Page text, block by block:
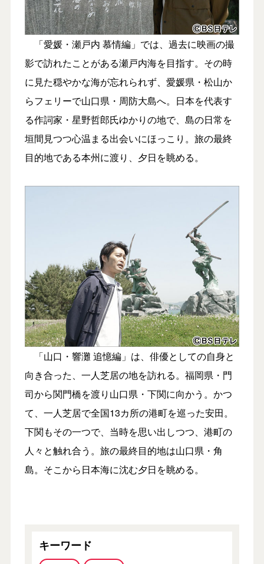
「愛媛・瀬戸内 慕情編」では、過去に映画の撮
影で訪れたことがある瀬戸内海を目指す。その時
に見た穏やかな海が忘れられず、愛媛県・松山か
らフェリーで山口県・周防大島へ。日本を代表す
る作詞家・星野哲郎氏ゆかりの地で、島の日常を
垣間見つつ心温まる出会いにほっこり。旅の最終
目的地である本州に渡り、夕日を眺める。
「山口・響灘 追憶編」は、俳優としての自身と
向き合った、一人芝居の地を訪れる。福岡県・門
司から関門橋を渡り山口県・下関に向かう。かつ
て、一人芝居で全国13カ所の港町を巡った安田。
下関もその一つで、当時を思い出しつつ、港町の
人々と触れ合う。旅の最終目的地は山口県・角
島。そこから日本海に沈む夕日を眺める。
キーワード